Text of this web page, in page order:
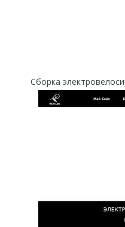
Сборка